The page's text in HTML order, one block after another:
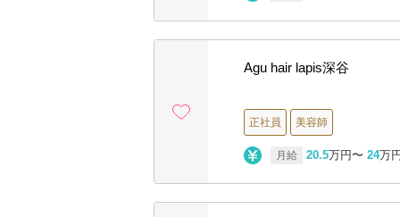
Agu hair lapis深谷
正社員 美容師
月給 20.5万円〜 24万